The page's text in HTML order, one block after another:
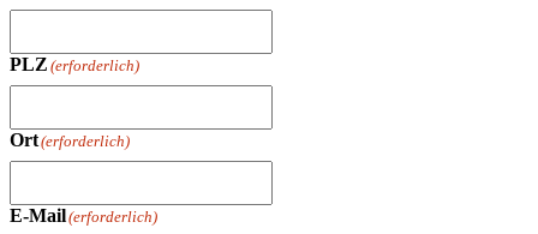
PLZ (erforderlich)
Ort(erforderlich)
E-Mail(erforderlich)